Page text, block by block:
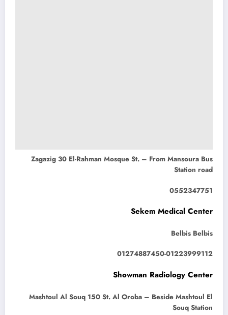
Zagazig 30 El-Rahman Mosque St. – From Mansoura Bus
Station road
0552347751
Sekem Medical Center
Belbis Belbis
01274887450-01223999112
Showman Radiology Center
Mashtoul Al Souq 150 St. Al Oroba – Beside Mashtoul El
Souq Station